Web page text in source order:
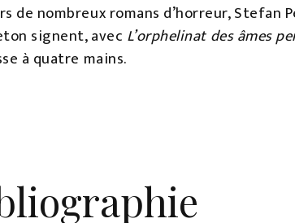
de nombreux romans d’horreur, Stefan
signent, avec L’orphelinat des âmes
à quatre mains.